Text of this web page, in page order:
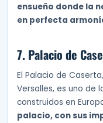
ensueño donde la
en perfecta
7. Palacio de
El Palacio de
Versalles, es uno de
construidos en
palacio, con sus